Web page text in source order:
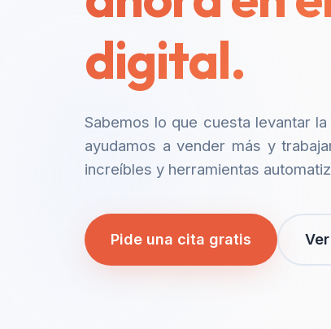
digital.
Sabemos lo que cuesta levantar
ayudamos a vender más y
increíbles y herramientas
Pide una cita gratis